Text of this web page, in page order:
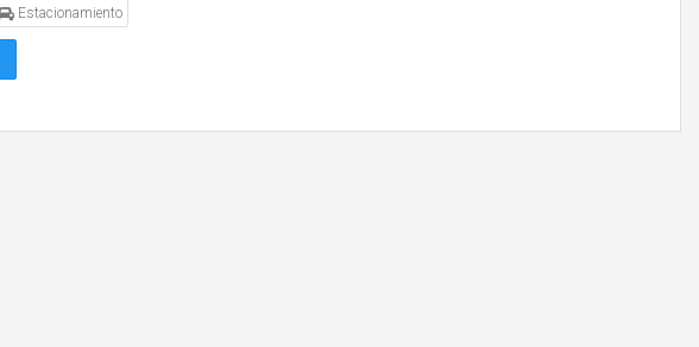
Estacionamiento